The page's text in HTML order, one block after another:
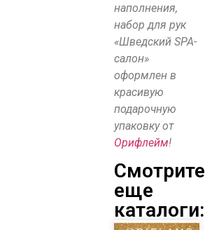
наполнения,
набор для рук
«Шведский SPA-
салон»
оформлен в
красивую
подарочную
упаковку от
Орифлейм!
Смотрите
еще
каталоги: